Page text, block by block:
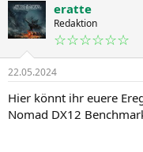
eratte
Redaktion
☆☆☆☆☆☆
22.05.2024
Hier könnt ihr euere
Nomad DX12